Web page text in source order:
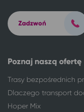
Poznaj naszą ofertę
Trasy bezpośrednich
Dlaczego transport
Hoper Mix
Zadzwoń